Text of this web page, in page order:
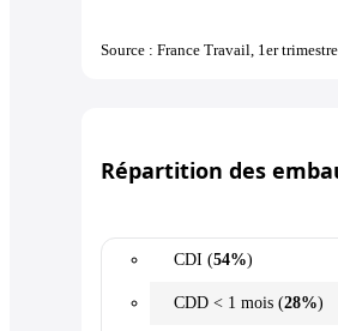
Source : France Travail, 1er
Répartition des
CDI (54%)
CDD < 1 mois (28%)